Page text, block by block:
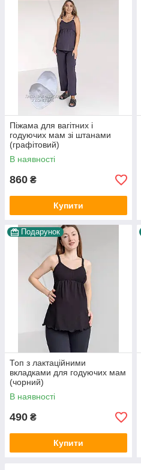
Піжама для вагітних і
годуючих мам зі штанами
(графітовий)
В наявності
860 ₴
Купити
Подарунок
Топ з лактаційними
вкладками для годуючих мам
(чорний)
В наявності
490 ₴
Купити